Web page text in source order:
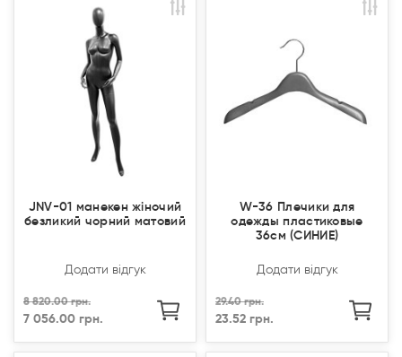
JNV-01 манекен жіночий
безликий чорний матовий
Додати відгук
8 820.00 грн.
7 056.00 грн.
W-36 Плечики для
одежды пластиковые
36см (СИНИЕ)
Додати відгук
29.40 грн.
23.52 грн.